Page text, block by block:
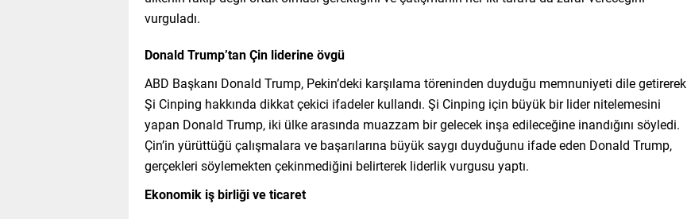
vurguladı.
Donald Trump’tan Çin liderine övgü
ABD Başkanı Donald Trump, Pekin’deki karşılama töreninden duyduğu memnuniyeti dile getirerek
Şi Cinping hakkında dikkat çekici ifadeler kullandı. Şi Cinping için büyük bir lider nitelemesini
yapan Donald Trump, iki ülke arasında muazzam bir gelecek inşa edileceğine inandığını söyledi.
Çin’in yürüttüğü çalışmalara ve başarılarına büyük saygı duyduğunu ifade eden Donald Trump,
gerçekleri söylemekten çekinmediğini belirterek liderlik vurgusu yaptı.
Ekonomik iş birliği ve ticaret